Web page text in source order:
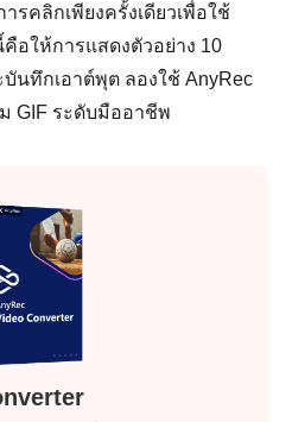
รคลิกเพียงครั้งเดียวเพื่อใช้
อให้การแสดงตัวอย่าง 10
นทึกเอาต์พุต ลองใช้ AnyRec
GIF ระดับมืออาชีพ